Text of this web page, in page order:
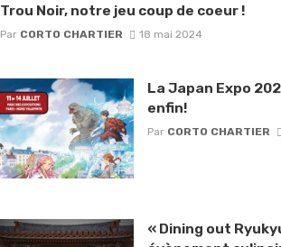
Trou Noir, notre jeu coup de coeur !
Par CORTO CHARTIER 18 mai 2024
La Japan Expo
enfin!
Par CORTO CHARTIER
« Dining out